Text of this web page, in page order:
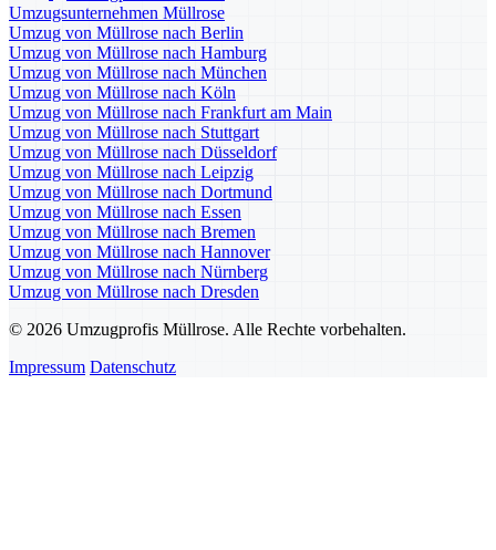
Umzugsunternehmen Müllrose
Umzug von Müllrose nach Berlin
Umzug von Müllrose nach Hamburg
Umzug von Müllrose nach München
Umzug von Müllrose nach Köln
Umzug von Müllrose nach Frankfurt am Main
Umzug von Müllrose nach Stuttgart
Umzug von Müllrose nach Düsseldorf
Umzug von Müllrose nach Leipzig
Umzug von Müllrose nach Dortmund
Umzug von Müllrose nach Essen
Umzug von Müllrose nach Bremen
Umzug von Müllrose nach Hannover
Umzug von Müllrose nach Nürnberg
Umzug von Müllrose nach Dresden
© 2026 Umzugprofis Müllrose. Alle Rechte vorbehalten.
Impressum Datenschutz